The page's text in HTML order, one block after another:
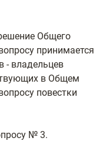
Общего
принимается
- владельцев
в Общем
повестки
№ 3.